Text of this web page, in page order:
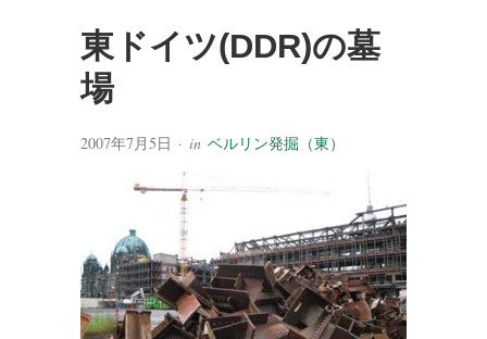
東ドイツ(DDR)の墓
場
2007年7月5日 · in ベルリン発掘（東）